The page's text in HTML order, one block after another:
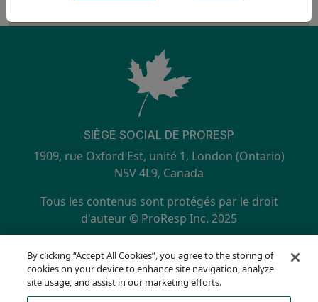
SIÈGE SOCIAL DE PRORESP
1909, rue Oxford Est, unité 1, London (Ontario)
N5V 4L9, Canada
Tous les contenus sont protégés par le droit
d'auteur © ProResp Inc. 2025
SECONDARY MENU
politique de confidentialité
Hotline de conformité
Conditions d'utilisation
By clicking “Accept All Cookies”, you agree to the storing of
cookies on your device to enhance site navigation, analyze
site usage, and assist in our marketing efforts.